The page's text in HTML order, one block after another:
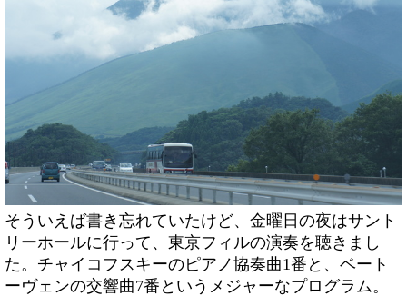
そういえば書き忘れていたけど、金曜日の夜はサント
リーホールに行って、東京フィルの演奏を聴きまし
た。チャイコフスキーのピアノ協奏曲1番と、ベート
ーヴェンの交響曲7番というメジャーなプログラム。